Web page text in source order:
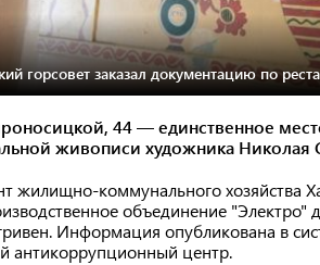
горсовет заказал документацию по
44 — единственное
живописи художника Николая
жилищно-коммунального хозяйства
объединение
Информация опубликована в
антикоррупционный центр.